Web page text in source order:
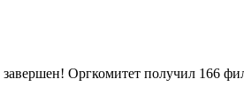
Оргкомитет получил 166